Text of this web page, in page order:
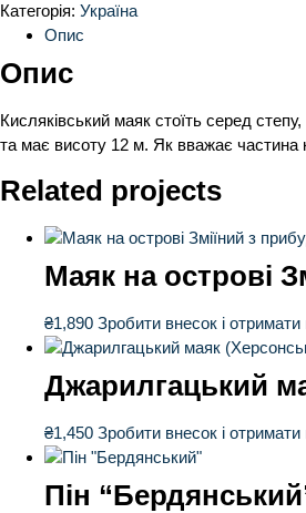
Категорія: Україна
Опис
Опис
Кисляківський маяк стоїть серед
та має висоту 12 м. Як вважає частина
Related projects
Маяк на острові
₴1,890 Зробити внесок і
Джарилгацький
₴1,450 Зробити внесок і
Пін